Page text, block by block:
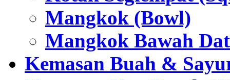
Mangkok (Bowl)
Mangkok Bawah
Kemasan Buah &